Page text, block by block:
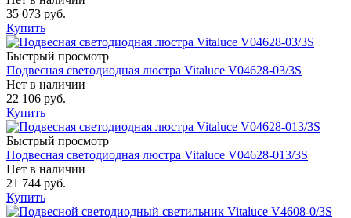
35 073 руб.
Купить
Быстрый просмотр
Подвесная светодиодная люстра Vitaluce V04628-03/3S
Нет в наличии
22 106 руб.
Купить
Быстрый просмотр
Подвесная светодиодная люстра Vitaluce V04628-013/3S
Нет в наличии
21 744 руб.
Купить